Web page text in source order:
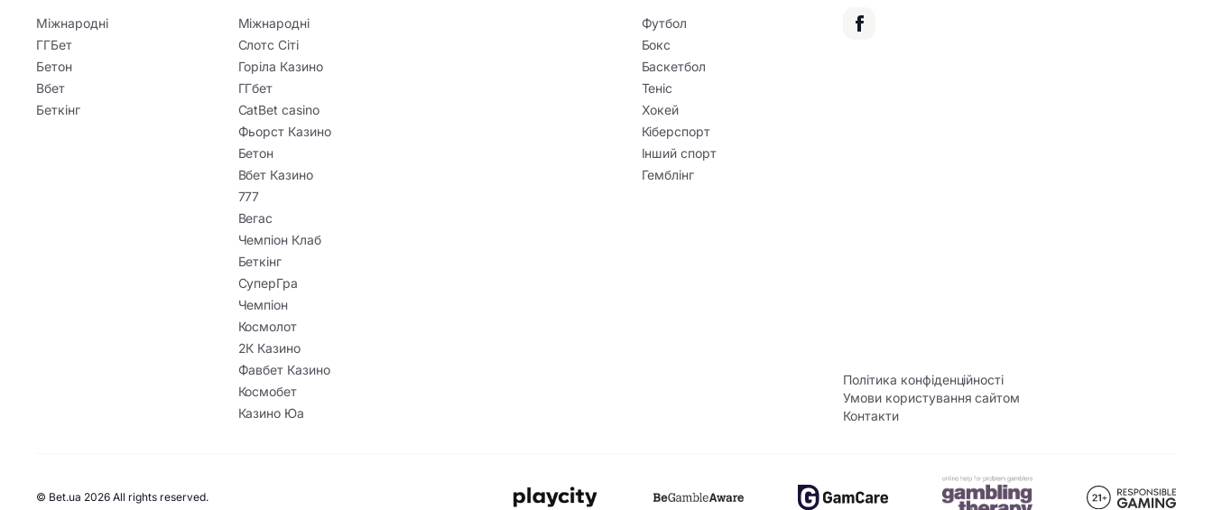
Міжнародні
ГГБет
Бетон
Вбет
Беткінг
Міжнародні
Слотс Сіті
Горіла Казино
ГГбет
CatBet casino
Фьорст Казино
Бетон
Вбет Казино
777
Вегас
Чемпіон Клаб
Беткінг
СуперГра
Чемпіон
Космолот
2К Казино
Фавбет Казино
Космобет
Казино Юа
Футбол
Бокс
Баскетбол
Теніс
Хокей
Кіберспорт
Інший спорт
Гемблінг
Політика конфіденційності
Умови користування сайтом
Контакти
© Bet.ua 2026 All rights reserved.